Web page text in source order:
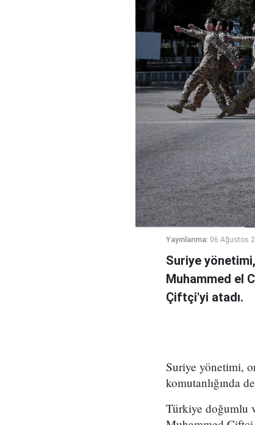
Yayınlanma: 06 Ağustos
Suriye
Muhammed el
Çiftçi'yi atadı.
Suriye yönetimi,
komutanlığında
Türkiye doğumlu